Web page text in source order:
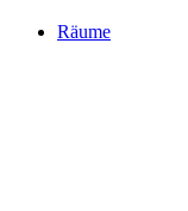
Räume